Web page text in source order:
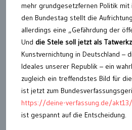
mehr grundgesetzfernen Politik mit
den Bundestag stellt die
allerdings eine „Gefährdung der
Und die Stele soll jetzt als
Kunstvernichtung in Deutschland –
Ideales unserer Republik – ein
zugleich ein treffendstes Bild für
ist jetzt zum
https://deine-verfassung.de/
ist gespannt auf die Entscheidung.